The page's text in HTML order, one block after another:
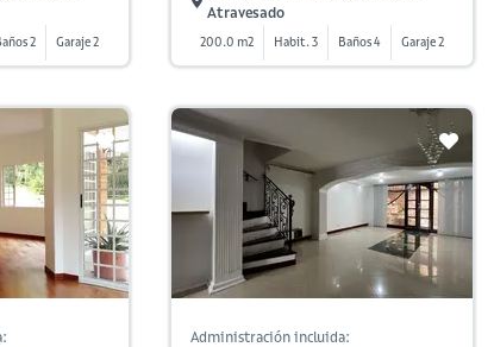
2 Garaje 2
Atravesado
200.0 m2 Habit. 3 Baños 4 Garaje 2
Administración incluida: